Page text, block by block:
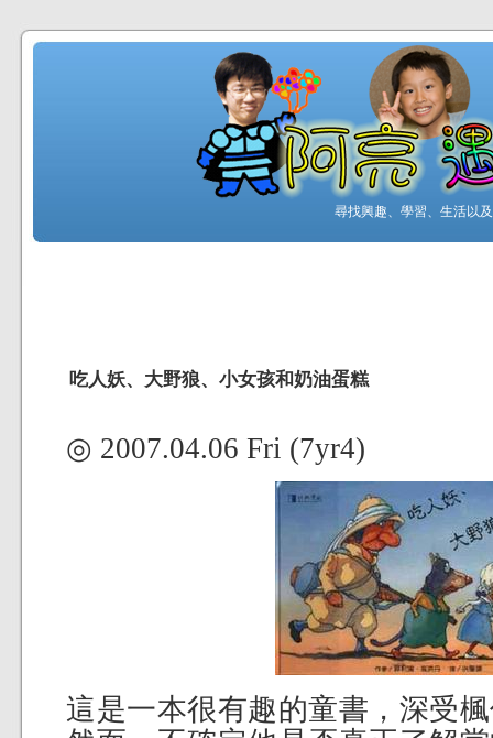
尋找興趣、學習、生活以
吃人妖、大野狼、小女孩和奶油蛋糕
◎ 2007.04.06 Fri (7yr4)
這是一本很有趣的童書，深受